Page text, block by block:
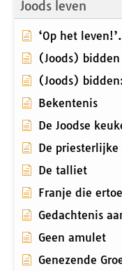
Joods leven
‘Op het
(Joods)
(Joods)
Bekentenis
De Joodse
De
De talliet
Franje die
Gedachtenis
Geen amulet
Genezende